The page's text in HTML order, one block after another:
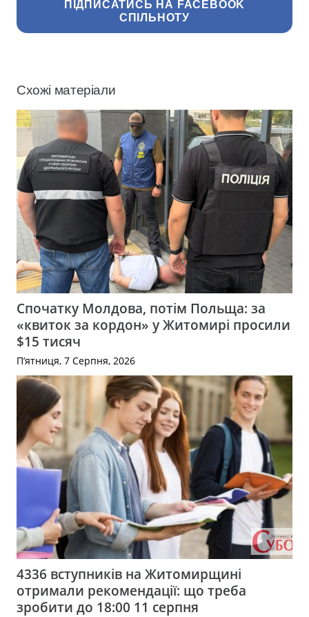
ПІДПИСАТИСЬ НА FACEBOOK
СПІЛЬНОТУ
Схожі матеріали
Спочатку Молдова, потім Польща: за
«квиток за кордон» у Житомирі просили
$15 тисяч
П’ятниця, 7 Серпня, 2026
4336 вступників на Житомирщині
отримали рекомендації: що треба
зробити до 18:00 11 серпня